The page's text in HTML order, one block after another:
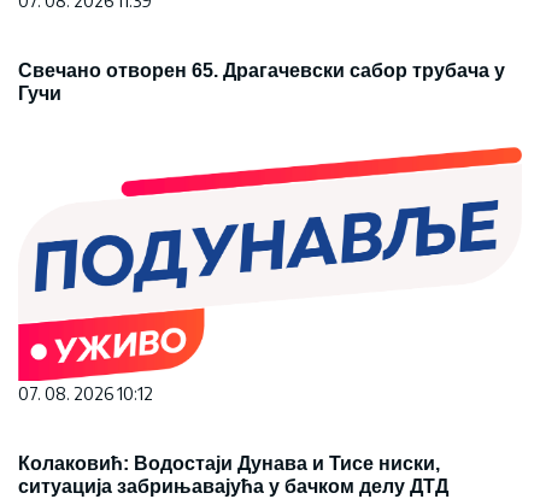
Свечано отворен 65. Драгачевски сабор трубача у
Гучи
07. 08. 2026 10:12
Колаковић: Водостаји Дунава и Тисе ниски,
ситуација забрињавајућа у бачком делу ДТД